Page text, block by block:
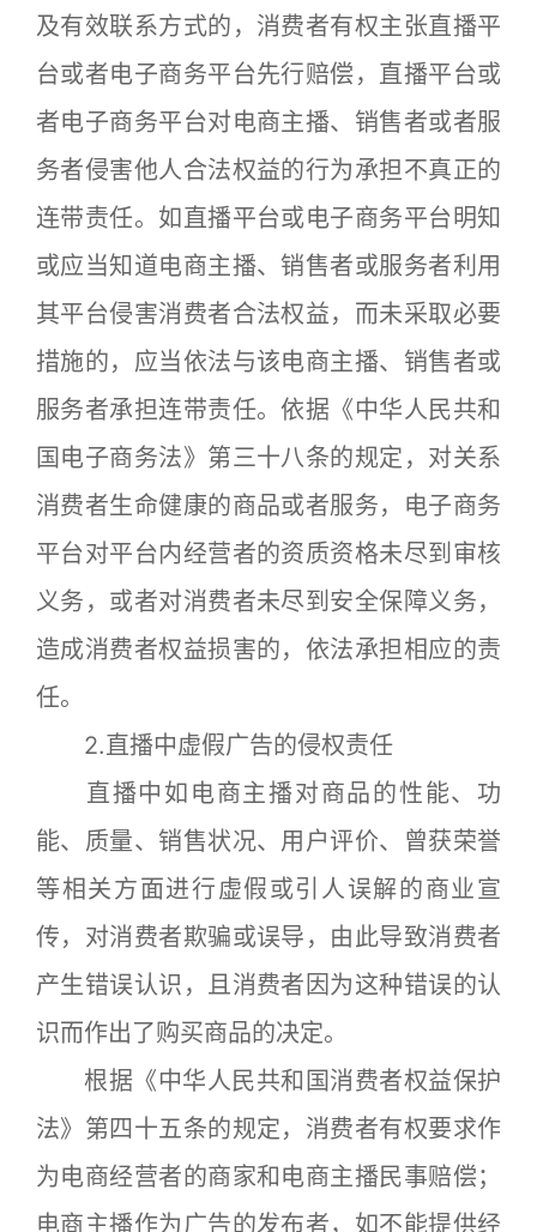
及有效联系方式的，消费者有权主张直播平
台或者电子商务平台先行赔偿，直播平台或
者电子商务平台对电商主播、销售者或者服
务者侵害他人合法权益的行为承担不真正的
连带责任。如直播平台或电子商务平台明知
或应当知道电商主播、销售者或服务者利用
其平台侵害消费者合法权益，而未采取必要
措施的，应当依法与该电商主播、销售者或
服务者承担连带责任。依据《中华人民共和
国电子商务法》第三十八条的规定，对关系
消费者生命健康的商品或者服务，电子商务
平台对平台内经营者的资质资格未尽到审核
义务，或者对消费者未尽到安全保障义务，
造成消费者权益损害的，依法承担相应的责
任。
2.直播中虚假广告的侵权责任
直播中如电商主播对商品的性能、功
能、质量、销售状况、用户评价、曾获荣誉
等相关方面进行虚假或引人误解的商业宣
传，对消费者欺骗或误导，由此导致消费者
产生错误认识，且消费者因为这种错误的认
识而作出了购买商品的决定。
根据《中华人民共和国消费者权益保护
法》第四十五条的规定，消费者有权要求作
为电商经营者的商家和电商主播民事赔偿；
电商主播作为广告的发布者，如不能提供经